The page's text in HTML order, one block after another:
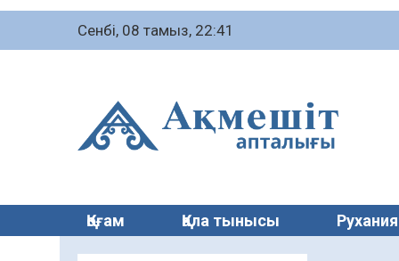
Сенбі, 08 тамыз, 22:41
Қоғам Қала тынысы